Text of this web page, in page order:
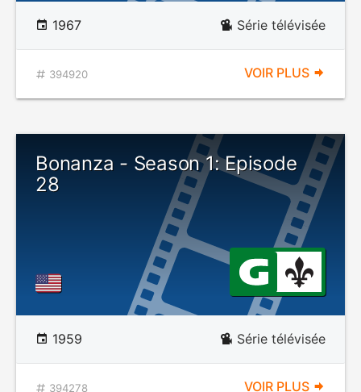
1967 Série télévisée
394920 VOIR PLUS
Bonanza - Season 1: Episode
28
1959 Série télévisée
394278 VOIR PLUS